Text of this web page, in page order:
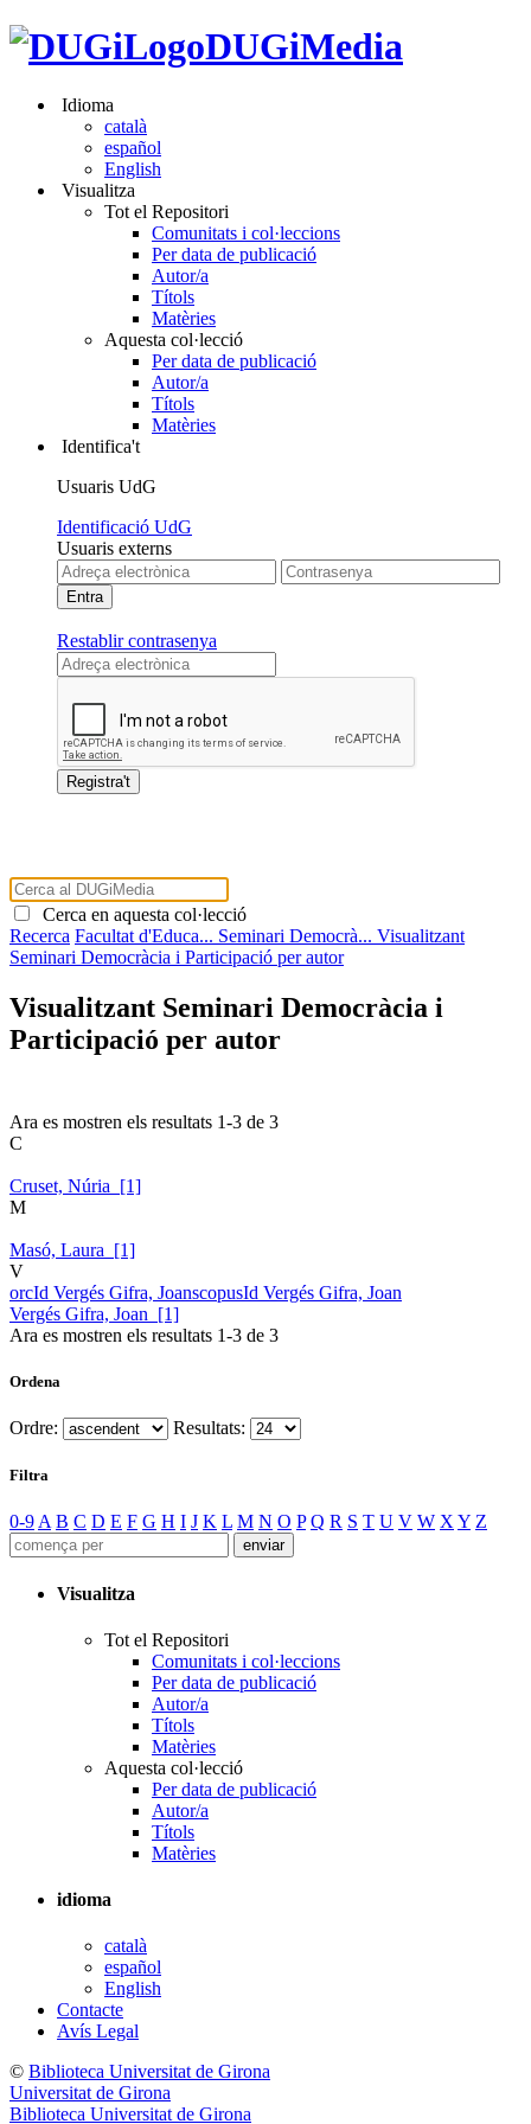
DUGiMedia
Idioma
català
español
English
Visualitza
Tot el Repositori
Comunitats i col·leccions
Per data de publicació
Autor/a
Títols
Matèries
Aquesta col·lecció
Per data de publicació
Autor/a
Títols
Matèries
Identifica't
Usuaris UdG
Identificació UdG
Usuaris externs
Restablir contrasenya
Cerca en aquesta col·lecció
Recerca Facultat d'Educa... Seminari Democrà... Visualitzant
Seminari Democràcia i Participació per autor
Visualitzant Seminari Democràcia i
Participació per autor
Ara es mostren els resultats 1-3 de 3
C
Cruset, Núria [1]
M
Masó, Laura [1]
V
orcId Vergés Gifra, JoanscopusId Vergés Gifra, Joan
Vergés Gifra, Joan [1]
Ara es mostren els resultats 1-3 de 3
Ordena
Ordre: Resultats:
Filtra
0-9 A B C D E F G H I J K L M N O P Q R S T U V W X Y Z
Visualitza
Tot el Repositori
Comunitats i col·leccions
Per data de publicació
Autor/a
Títols
Matèries
Aquesta col·lecció
Per data de publicació
Autor/a
Títols
Matèries
idioma
català
español
English
Contacte
Avís Legal
© Biblioteca Universitat de Girona
Universitat de Girona
Biblioteca Universitat de Girona